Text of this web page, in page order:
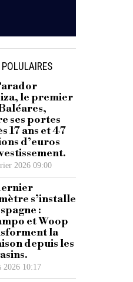
le premier
ses portes
17 ans et 47
d’euros
2026 09:00
s’installe
:
et Woop
la
depuis les
2026 10:17